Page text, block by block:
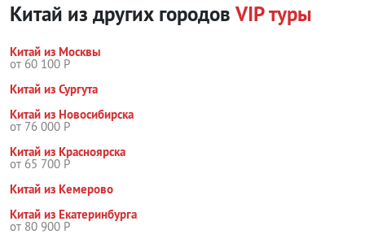
Китай из других городов VIP туры
Китай из Москвы
от 60 100 Р
Китай из Сургута
Китай из Новосибирска
от 76 000 Р
Китай из Красноярска
от 65 700 Р
Китай из Кемерово
Китай из Екатеринбурга
от 80 900 Р